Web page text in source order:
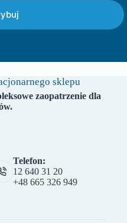
sklepu
zaopatrzenie dla
Telefon:
12 640 31 20
+48 665 326 949